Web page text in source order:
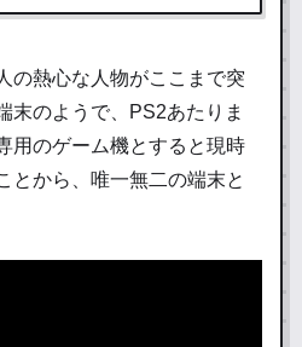
の熱心な人物がここまで突
末のようで、PS2あたりま
用のゲーム機とすると現時
とから、唯一無二の端末と